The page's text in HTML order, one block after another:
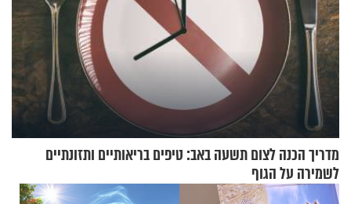
מדריך הכנה לצום תשעה באב: טיפים בריאותיים ותזונתיים
לשמירה על הגוף